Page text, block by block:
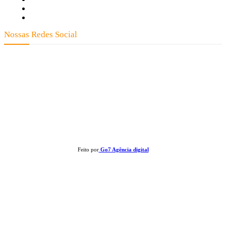
Nossas Redes Social
Feito porGo7 Agência digital